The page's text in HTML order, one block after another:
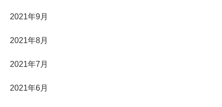
2021年9月
2021年8月
2021年7月
2021年6月